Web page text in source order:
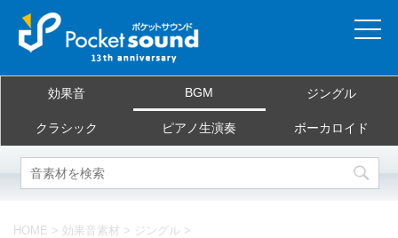
当サイトについて
ご利用規約
効果音 BGM ジングル
クラシック ピアノ生演奏 ボーカロイド
HOME > 効果音素材 > ジングル >